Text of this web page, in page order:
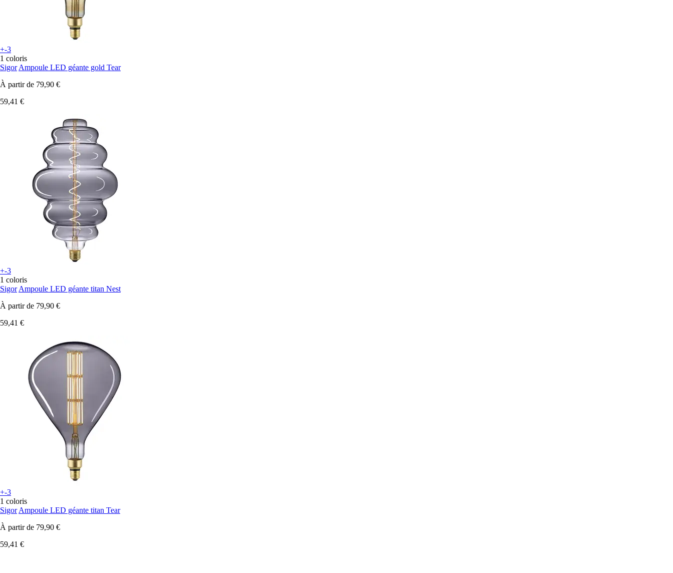
+-3
1 coloris
SigorAmpoule LED géante gold Tear
À partir de 79,90 €
59,41 €
+-3
1 coloris
SigorAmpoule LED géante titan Nest
À partir de 79,90 €
59,41 €
+-3
1 coloris
SigorAmpoule LED géante titan Tear
À partir de 79,90 €
59,41 €